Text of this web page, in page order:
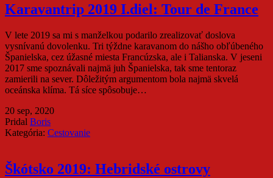
Karavantrip 2019 I.diel: Tour de France
V lete 2019 sa mi s manželkou podarilo zrealizovať doslova
vysnívanú dovolenku. Tri týždne karavanom do nášho obľúbeného
Španielska, cez úžasné miesta Francúzska, ale i Talianska. V jeseni
2017 sme spoznávali najmä juh Španielska, tak sme tentoraz
zamierili na sever. Dôležitým argumentom bola najmä skvelá
oceánska klíma. Tá síce spôsobuje…
20 sep, 2020
Pridal Boris
Kategória: Cestovanie
Škótsko 2019: Hebridské ostrovy